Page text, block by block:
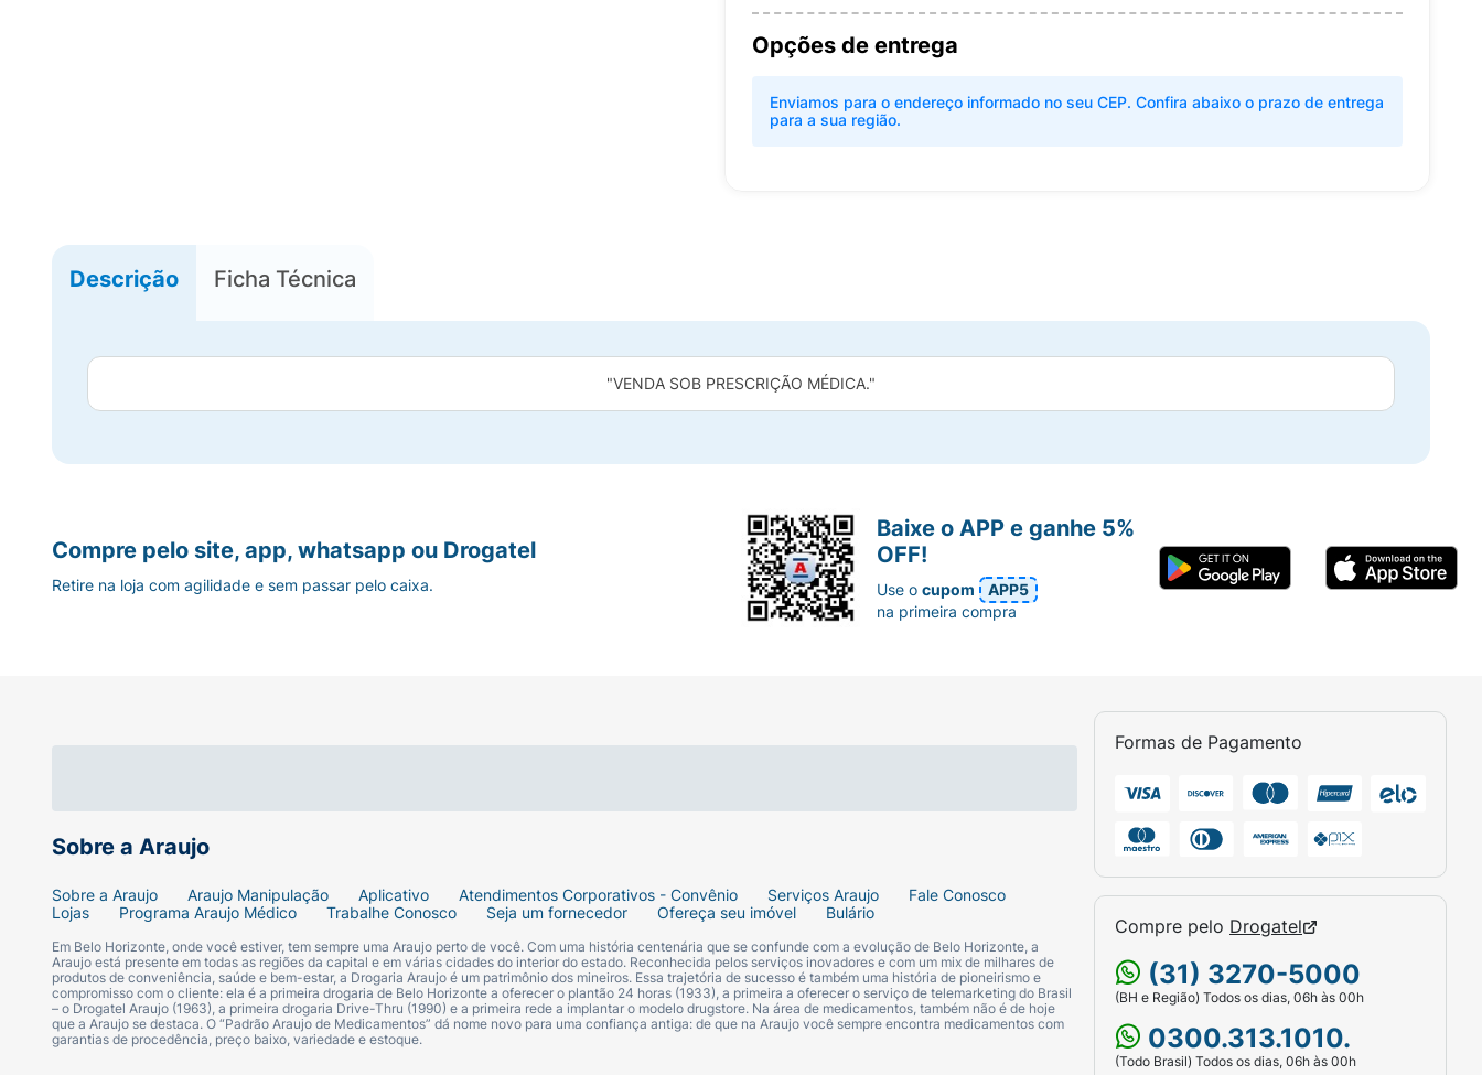
Opções de entrega
Enviamos para o endereço informado no seu CEP. Confira abaixo o prazo de entrega
para a sua região.
Descrição Ficha Técnica
"VENDA SOB PRESCRIÇÃO MÉDICA."
Sobre a Araujo
Sobre a Araujo Araujo Manipulação Aplicativo Atendimentos Corporativos - Convênio Serviços Araujo
Fale Conosco
Lojas
Programa Araujo Médico Trabalhe Conosco Seja um fornecedor Ofereça seu imóvel Bulário
Em Belo Horizonte, onde você estiver, tem sempre uma Araujo perto de você. Com uma história centenária que se confunde com a evolução de Belo Horizonte, a
Araujo está presente em todas as regiões da capital e em várias cidades do interior do estado. Reconhecida pelos serviços inovadores e com um mix de milhares de
produtos de conveniência, saúde e bem-estar, a Drogaria Araujo é um patrimônio dos mineiros. Essa trajetória de sucesso é também uma história de pioneirismo e
compromisso com o cliente: ela é a primeira drogaria de Belo Horizonte a oferecer o plantão 24 horas (1933), a primeira a oferecer o serviço de telemarketing do Brasil
– o Drogatel Araujo (1963), a primeira drogaria Drive-Thru (1990) e a primeira rede a implantar o modelo drugstore. Na área de medicamentos, também não é de hoje
que a Araujo se destaca. O “Padrão Araujo de Medicamentos” dá nome novo para uma confiança antiga: de que na Araujo você sempre encontra medicamentos com
garantias de procedência, preço baixo, variedade e estoque.
Formas de Pagamento
Compre pelo Drogatel
(31) 3270-5000
(BH e Região) Todos os dias, 06h às 00h
0300.313.1010.
(Todo Brasil) Todos os dias, 06h às 00h
Compre pelo site, app, whatsapp ou Drogatel
Retire na loja com agilidade e sem passar pelo caixa.
Baixe o APP e ganhe 5%
OFF!
Use ocupom
APP5
na primeira compra